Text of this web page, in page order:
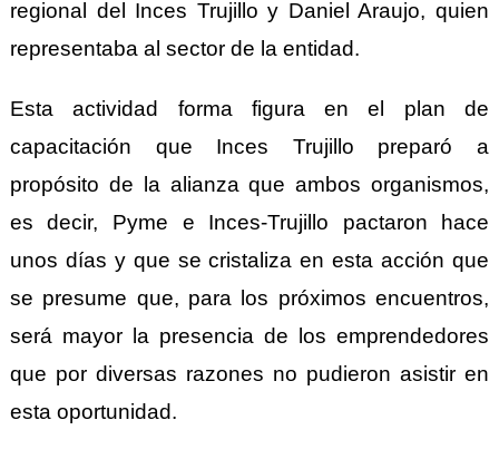
regional del Inces Trujillo y Daniel Araujo, quien
representaba al sector de la entidad.
Esta actividad forma figura en el plan de
capacitación que Inces Trujillo preparó a
propósito de la alianza que ambos organismos,
es decir, Pyme e Inces-Trujillo pactaron hace
unos días y que se cristaliza en esta acción que
se presume que, para los próximos encuentros,
será mayor la presencia de los emprendedores
que por diversas razones no pudieron asistir en
esta oportunidad.